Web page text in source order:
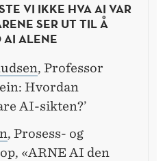
VI IKKE HVA AI VAR
SER UT TIL Å
AI ALENE
, Professor
Hvordan
AI-sikten?’
, Prosess- og
«ARNE AI den